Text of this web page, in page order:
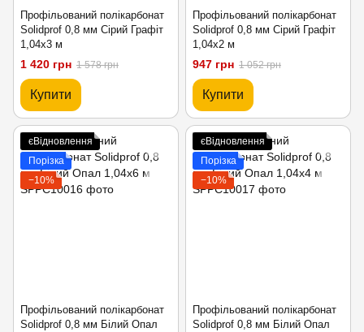
Профільований полікарбонат
Solidprof 0,8 мм Сірий Графіт
1,04x3 м
1 420 грн 1 578 грн
Купити
Профільований полікарбонат
Solidprof 0,8 мм Сірий Графіт
1,04x2 м
947 грн 1 052 грн
Купити
єВідновлення
Порізка
−10%
Профільований полікарбонат
Solidprof 0,8 мм Білий Опал
єВідновлення
Порізка
−10%
Профільований полікарбонат
Solidprof 0,8 мм Білий Опал